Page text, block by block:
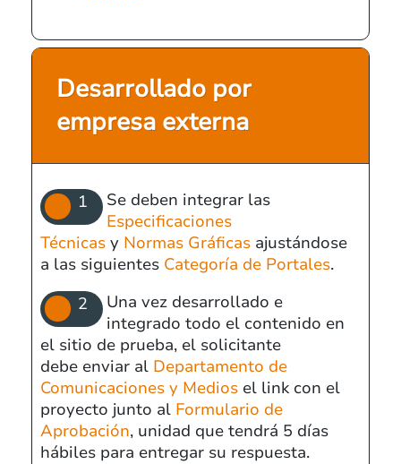
Desarrollado por
empresa externa
Se deben integrar las
Especificaciones
Técnicas y Normas Gráficas ajustándose
a las siguientes Categoría de Portales.
Una vez desarrollado e
integrado todo el contenido en
el sitio de prueba, el solicitante
debe enviar al Departamento de
Comunicaciones y Medios el link con el
proyecto junto al Formulario de
Aprobación, unidad que tendrá 5 días
hábiles para entregar su respuesta.